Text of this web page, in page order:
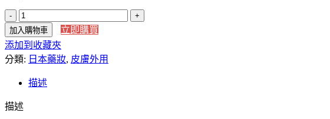
【日
本
代
購】
本
新
加入購物車
立即購買
添加到收藏夾
分類: 日本藥妝, 皮膚外用
描述
描述